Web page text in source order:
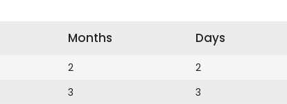
Months
2
3
Days
2
3